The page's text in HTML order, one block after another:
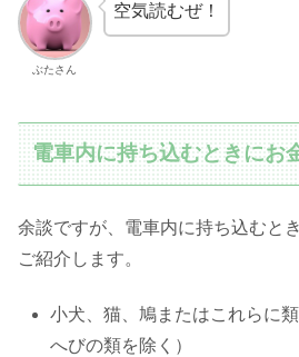
ぶたさん
空気読むぜ！
電車内に持ち込むときにお
余談ですが、電車内に持ち込むと
ご紹介します。
小犬、猫、鳩またはこれらに
へびの類を除く）